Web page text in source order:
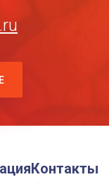
Контакты